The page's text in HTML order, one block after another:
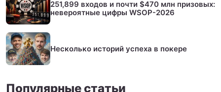
251,899 входов и почти $470 млн призовых:
невероятные цифры WSOP-2026
Несколько историй успеха в покере
Популярные статьи